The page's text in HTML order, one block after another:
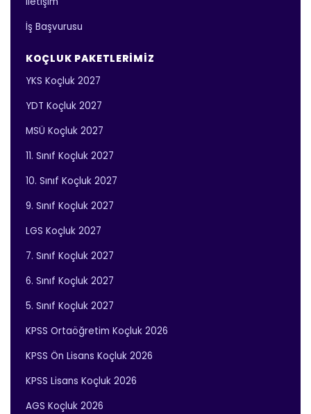
İş Başvurusu
KOÇLUK PAKETLERIMIZ
YKS Koçluk 2027
YDT Koçluk 2027
MSÜ Koçluk 2027
11. Sınıf Koçluk 2027
10. Sınıf Koçluk 2027
9. Sınıf Koçluk 2027
LGS Koçluk 2027
7. Sınıf Koçluk 2027
6. Sınıf Koçluk 2027
5. Sınıf Koçluk 2027
KPSS Ortaöğretim Koçluk 2026
KPSS Ön Lisans Koçluk 2026
KPSS Lisans Koçluk 2026
AGS Koçluk 2026